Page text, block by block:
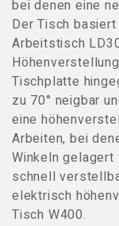
bei denen eine
Der Tisch
Arbeitstisch
Tischplatte
zu 70° neigbar
eine
Arbeiten, bei
Winkeln gelagert
schnell
elektrisch
Tisch W400.